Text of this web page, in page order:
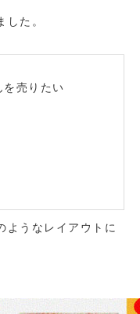
た。
を売りたい
ようなレイアウトに